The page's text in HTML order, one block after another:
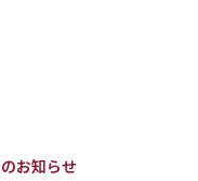
お知らせ